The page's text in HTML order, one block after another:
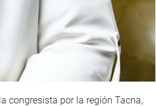
congresista por la región Tacna,